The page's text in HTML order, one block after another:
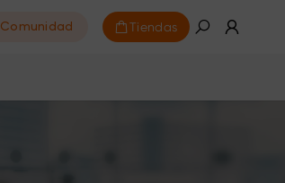
Comunidad Tiendas